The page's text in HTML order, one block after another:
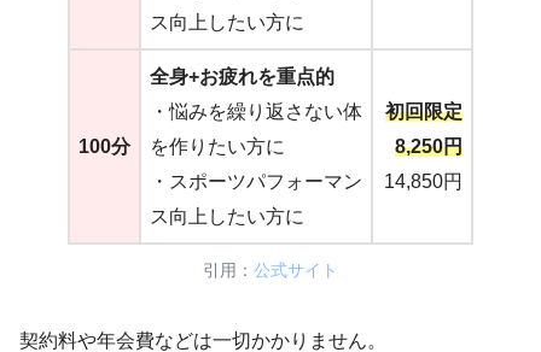
ス向上したい方に
100分
全身+お疲れを重点的
・悩みを繰り返さない体
を作りたい方に
・スポーツパフォーマン
ス向上したい方に
初回限定
8,250円
14,850円
引用： 公式サイト
契約料や年会費などは一切かかりません。